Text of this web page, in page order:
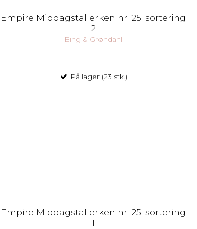
Empire Middagstallerken nr. 25. sortering
2
Bing & Grøndahl
På lager (23 stk.)
Empire Middagstallerken nr. 25. sortering
1